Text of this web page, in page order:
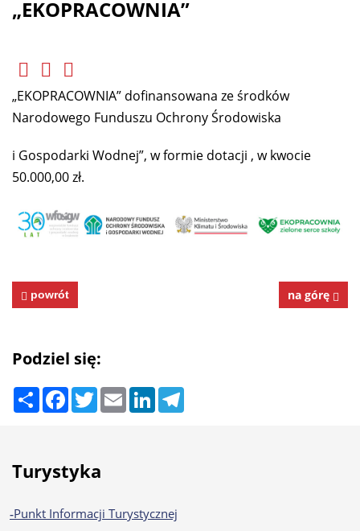
„EKOPRACOWNIA”
„EKOPRACOWNIA” dofinansowana ze środków
Narodowego Funduszu Ochrony Środowiska
i Gospodarki Wodnej”, w formie dotacji , w kwocie
50.000,00 zł.
powrót na górę
Podziel się:
ShareFacebook
TwitterEmailLinkedIn
Stopka Gminy Miechów
Turystyka
Punkt Informacji Turystycznej